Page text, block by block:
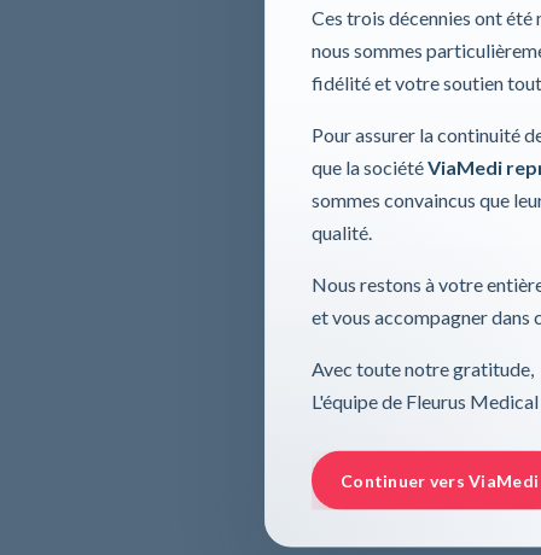
Ces trois décennies ont
nous sommes
fidélité et votre soutien
Pour assurer la continuité
que la sociétéViaMedi
sommes convaincus que
qualité.
Nous restons à votre
et vous accompagner dans
Avec toute notre gratitude,
L'équipe de Fleurus Medical
Continuer vers ViaMedi